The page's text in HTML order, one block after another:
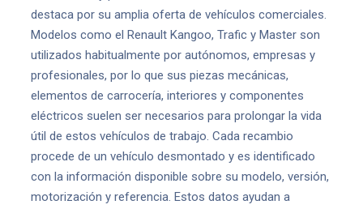
destaca por su amplia oferta de vehículos comerciales.
Modelos como el Renault Kangoo, Trafic y Master son
utilizados habitualmente por autónomos, empresas y
profesionales, por lo que sus piezas mecánicas,
elementos de carrocería, interiores y componentes
eléctricos suelen ser necesarios para prolongar la vida
útil de estos vehículos de trabajo. Cada recambio
procede de un vehículo desmontado y es identificado
con la información disponible sobre su modelo, versión,
motorización y referencia. Estos datos ayudan a